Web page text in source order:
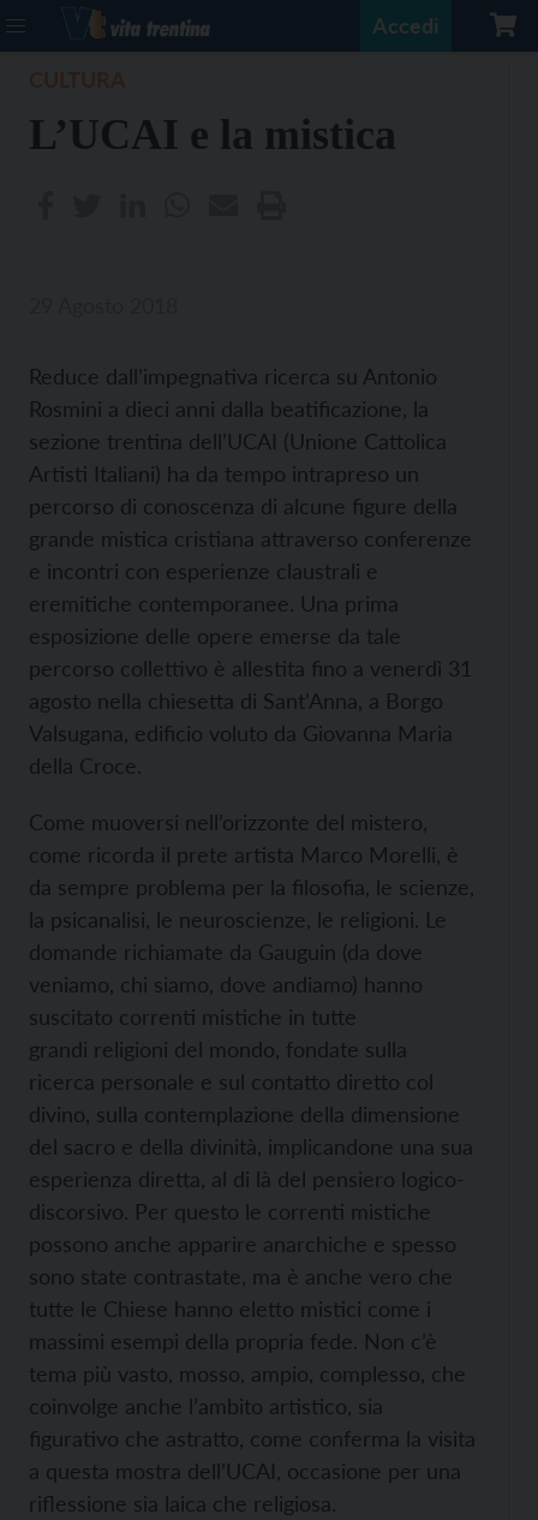
Accedi
L’UCAI e la mistica
Reduce dall’impegnativa ricerca su Antonio
Rosmini a dieci anni dalla beatificazione, la
sezione trentina dell’UCAI (Unione Cattolica
Artisti Italiani) ha da tempo intrapreso un
percorso di conoscenza di alcune figure della
grande mistica cristiana attraverso conferenze
e incontri con esperienze claustrali e
eremitiche contemporanee. Una prima
esposizione delle opere emerse da tale
percorso collettivo è allestita fino a venerdì 31
agosto nella chiesetta di Sant’Anna, a Borgo
Valsugana, edificio voluto da Giovanna Maria
della Croce.
Come muoversi nell’orizzonte del mistero,
come ricorda il prete artista Marco Morelli, è
da sempre problema per la filosofia, le scienze,
la psicanalisi, le neuroscienze, le religioni. Le
domande richiamate da Gauguin (da dove
veniamo, chi siamo, dove andiamo) hanno
suscitato correnti mistiche in tutte
grandi religioni del mondo, fondate sulla
ricerca personale e sul contatto diretto col
divino, sulla contemplazione della dimensione
del sacro e della divinità, implicandone una sua
esperienza diretta, al di là del pensiero logico-
discorsivo. Per questo le correnti mistiche
possono anche apparire anarchiche e spesso
sono state contrastate, ma è anche vero che
tutte le Chiese hanno eletto mistici come i
massimi esempi della propria fede. Non c’è
tema più vasto, mosso, ampio, complesso, che
coinvolge anche l’ambito artistico, sia
figurativo che astratto, come conferma la visita
a questa mostra dell’UCAI, occasione per una
riflessione sia laica che religiosa.